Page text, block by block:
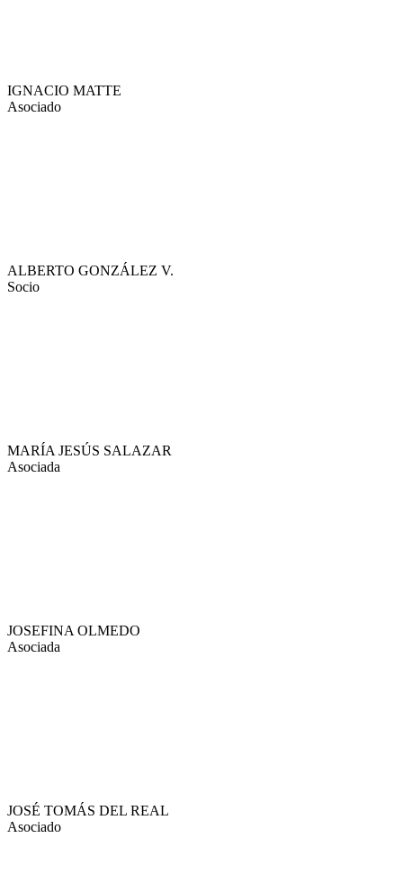
IGNACIO MATTE
Asociado
ALBERTO GONZÁLEZ V.
Socio
MARÍA JESÚS SALAZAR
Asociada
JOSEFINA OLMEDO
Asociada
JOSÉ TOMÁS DEL REAL
Asociado